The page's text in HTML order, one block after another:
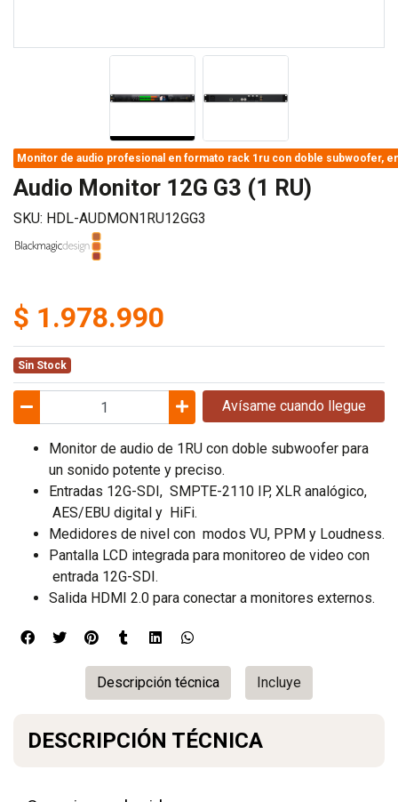
Monitor de audio profesional en formato rack 1ru con doble subwoofer,
Audio Monitor 12G G3 (1 RU)
SKU: HDL-AUDMON1RU12GG3
$ 1.978.990
Sin Stock
Avísame cuando llegue
Monitor de audio de 1RU con doble subwoofer para
un sonido potente y preciso.
Entradas 12G-SDI, SMPTE-2110 IP, XLR analógico,
AES/EBU digital y HiFi.
Medidores de nivel con modos VU, PPM y Loudness.
Pantalla LCD integrada para monitoreo de video con
entrada 12G-SDI.
Salida HDMI 2.0 para conectar a monitores externos.
DESCRIPCIÓN TÉCNICA
Descripción técnica Incluye